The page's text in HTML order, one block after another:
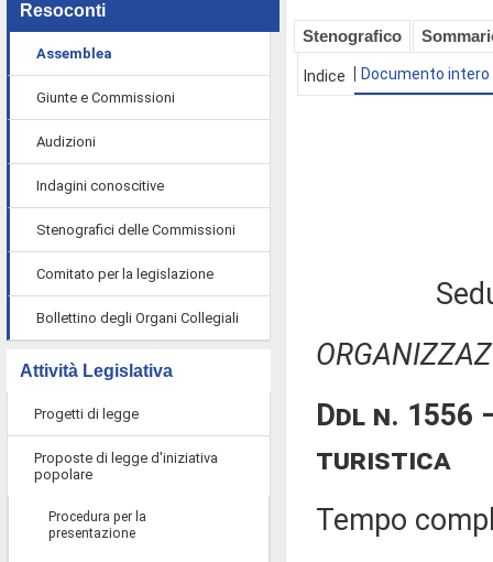
Resoconti
Assemblea
Giunte e Commissioni
Audizioni
Indagini conoscitive
Stenografici delle Commissioni
Comitato per la legislazione
Bollettino degli Organi Collegiali
Attività Legislativa
Progetti di legge
Proposte di legge d'iniziativa
popolare
Procedura per la
presentazione
Stenografico
Indice Documento intero
Ddl n. 1556
turistica
Tempo